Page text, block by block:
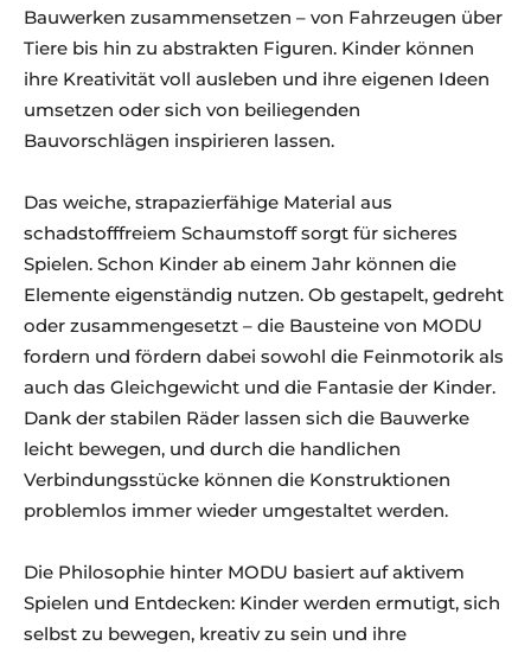
Bauwerken zusammensetzen – von Fahrzeugen über
Tiere bis hin zu abstrakten Figuren. Kinder können
ihre Kreativität voll ausleben und ihre eigenen Ideen
umsetzen oder sich von beiliegenden
Bauvorschlägen inspirieren lassen.
Das weiche, strapazierfähige Material aus
schadstofffreiem Schaumstoff sorgt für sicheres
Spielen. Schon Kinder ab einem Jahr können die
Elemente eigenständig nutzen. Ob gestapelt, gedreht
oder zusammengesetzt – die Bausteine von MODU
fordern und fördern dabei sowohl die Feinmotorik als
auch das Gleichgewicht und die Fantasie der Kinder.
Dank der stabilen Räder lassen sich die Bauwerke
leicht bewegen, und durch die handlichen
Verbindungsstücke können die Konstruktionen
problemlos immer wieder umgestaltet werden.
Die Philosophie hinter MODU basiert auf aktivem
Spielen und Entdecken: Kinder werden ermutigt, sich
selbst zu bewegen, kreativ zu sein und ihre